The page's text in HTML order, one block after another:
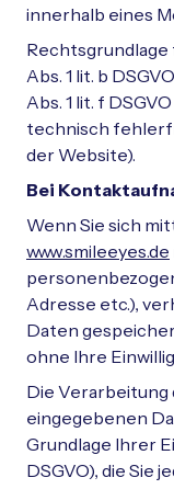
innerhalb eines
Abs. 1 lit. b
Abs. 1 lit. f
technisch
der Website).
Bei
Wenn Sie sich
www.smileeyes.de
Adresse etc.),
Daten
ohne Ihre
Die Verarbeitung
eingegebenen
Grundlage Ihrer
DSGVO), die Sie